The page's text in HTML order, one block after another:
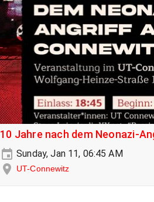
10 Jahre nach dem Neonazi-
Sunday, Jan 11, 06:45 AM
UT-Connewitz